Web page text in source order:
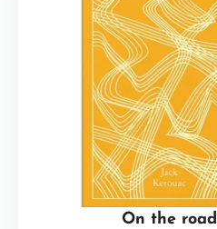
On the road